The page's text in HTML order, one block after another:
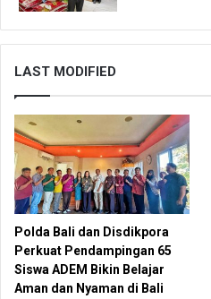
LAST MODIFIED
Polda Bali dan Disdikpora
Perkuat Pendampingan 65
Siswa ADEM Bikin Belajar
Aman dan Nyaman di Bali